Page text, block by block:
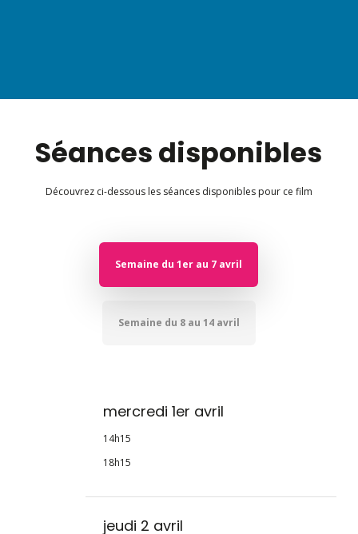
Séances disponibles
Découvrez ci-dessous les séances disponibles pour ce film
Semaine du 1er au 7 avril
Semaine du 8 au 14 avril
mercredi 1er avril
14h15
18h15
jeudi 2 avril